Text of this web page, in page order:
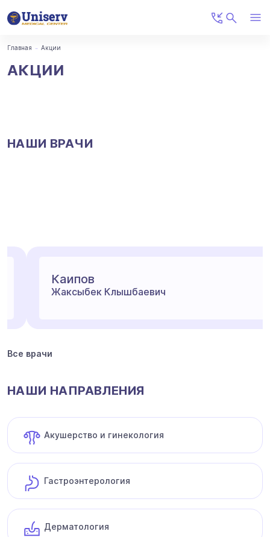
Главная Акции
АКЦИИ
НАШИ ВРАЧИ
Каипов
Жаксыбек Клышбаевич
Все врачи
НАШИ НАПРАВЛЕНИЯ
Акушерство и гинекология
Гастроэнтерология
Дерматология